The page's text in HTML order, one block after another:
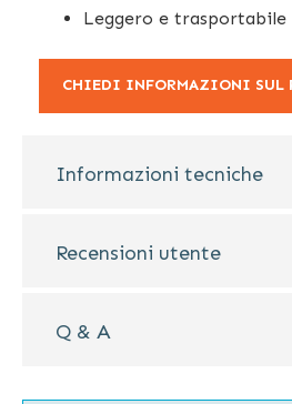
Leggero e trasportabile
CHIEDI INFORMAZIONI SUL
Informazioni tecniche
Recensioni utente
Q & A